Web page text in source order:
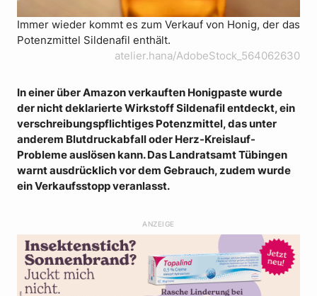
Immer wieder kommt es zum Verkauf von Honig, der das
Potenzmittel Sildenafil enthält.
atelier.hana/AdobeStock_564062630
In einer über Amazon verkauften Honigpaste wurde
der nicht deklarierte Wirkstoff Sildenafil entdeckt, ein
verschreibungspflichtiges Potenzmittel, das unter
anderem Blutdruckabfall oder Herz-Kreislauf-
Probleme auslösen kann. Das Landratsamt Tübingen
warnt ausdrücklich vor dem Gebrauch, zudem wurde
ein Verkaufsstopp veranlasst.
ANZEIGE